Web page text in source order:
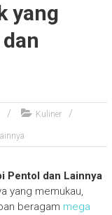
yang
Kuliner
Pentol dan Lainnya
yang memukau,
beragam mega